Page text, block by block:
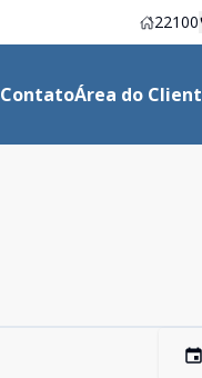
22100
ContatoÁrea do